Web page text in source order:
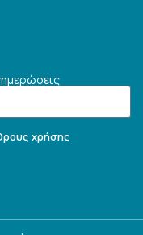
χρήσης